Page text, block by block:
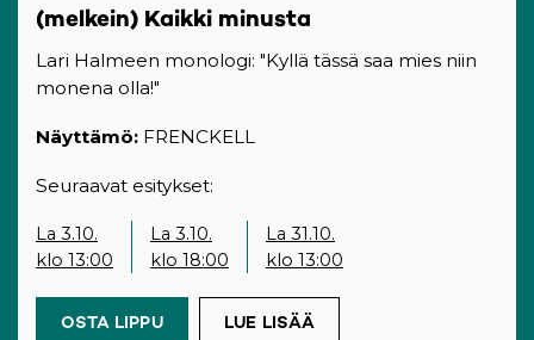
(melkein) Kaikki minusta
Lari Halmeen monologi: "Kyllä tässä saa mies niin
monena olla!"
Näyttämö: FRENCKELL
Seuraavat esitykset:
La 3.10.
klo 13:00
La 3.10.
klo 18:00
La 31.10.
klo 13:00
OSTA LIPPU(OPENS IN A NEW TAB)
LUE LISÄÄ